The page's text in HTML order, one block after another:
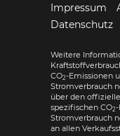
Impressum
Datenschutz
Weitere
CO2-Emissionen
Stromverbrauch
über den
spezifischen CO2-
Stromverbrauch
an allen